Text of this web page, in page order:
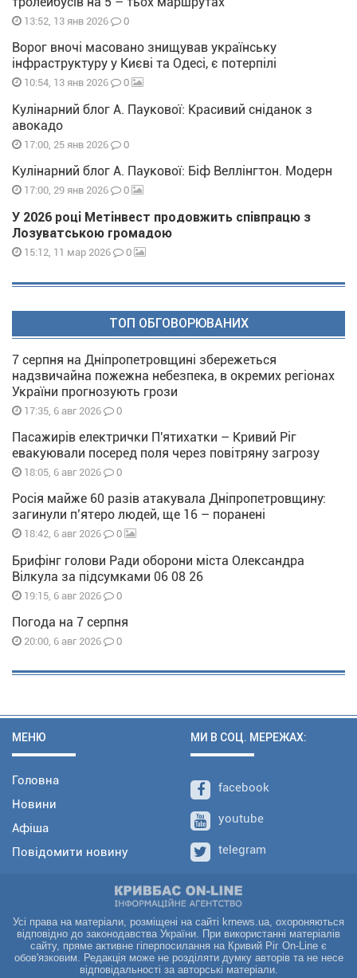
13:52, 13 янв 2026 0
Ворог вночі масовано знищував українську
інфраструктуру у Києві та Одесі, є потерпілі
10:54, 13 янв 2026 0
Кулінарний блог А. Паукової: Красивий сніданок з
авокадо
17:00, 25 янв 2026 0
Кулінарний блог А. Паукової: Біф Веллінгтон. Модерн
17:00, 29 янв 2026 0
У 2026 році Метінвест продовжить співпрацю з
Лозуватською громадою
15:12, 11 мар 2026 0
ТОП ОБГОВОРЮВАНИХ
7 серпня на Дніпропетровщині збережеться
надзвичайна пожежна небезпека, в окремих регіонах
України прогнозують грози
17:35, 6 авг 2026 0
Пасажирів електрички П'ятихатки – Кривий Ріг
евакуювали посеред поля через повітряну загрозу
18:05, 6 авг 2026 0
Росія майже 60 разів атакувала Дніпропетровщину:
загинули п’ятеро людей, ще 16 – поранені
18:42, 6 авг 2026 0
Брифінг голови Ради оборони міста Олександра
Вілкула за підсумками 06 08 26
19:15, 6 авг 2026 0
Погода на 7 серпня
20:00, 6 авг 2026 0
МЕНЮ
Головна
Новини
Афіша
Повідомити новину
МИ В СОЦ. МЕРЕЖАХ:
facebook
youtube
telegram
Усі права на матеріали, розміщені на сайті krnews.ua, охороняються
відповідно до законодавства України. При використанні матеріалів
сайту, пряме активне гіперпосилання на Кривий Ріг On-Line є
обов'язковим. Редакція може не розділяти думку авторів та не несе
відповідальності за авторські матеріали.